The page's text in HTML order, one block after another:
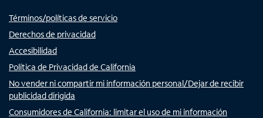
Términos/políticas de servicio
Derechos de privacidad
Accesibilidad
Política de Privacidad de California
No vender ni compartir mi información personal/Dejar de recibir
publicidad dirigida
Consumidores de California: limitar el uso de mi información